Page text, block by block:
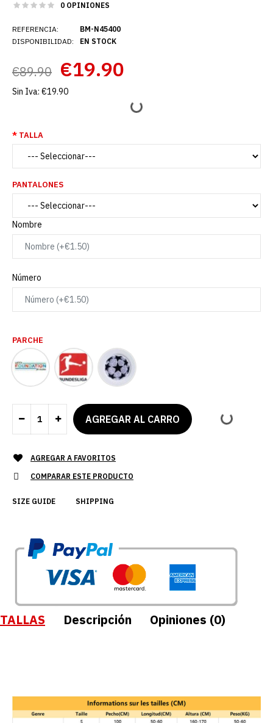
0 OPINIONES
REFERENCIA:
DISPONIBILIDAD:
BM-N45400
EN STOCK
€89.90 €19.90
Sin Iva: €19.90
TALLA
PANTALONES
Nombre
Número
PARCHE
AGREGAR A FAVORITOS
COMPARAR ESTE PRODUCTO
SIZE GUIDE SHIPPING
TALLAS Descripción Opiniones (0)